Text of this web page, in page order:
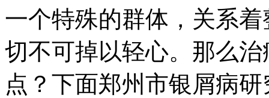
一个特殊的群体，关系
切不可掉以轻心。那么
点？下面郑州市银屑病